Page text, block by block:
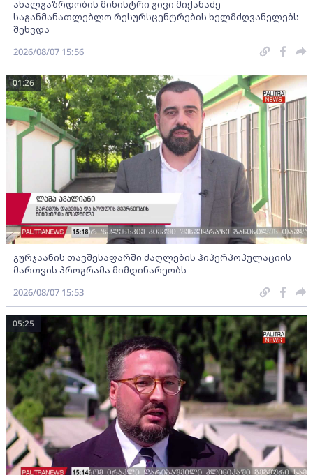
ახალგაზრდობის მინისტრი გივი მიქანაძე
საგანმანათლებლო რესურსცენტრების ხელმძღვანელებს
შეხვდა
2026/08/07 15:56
გურჯაანის თავშესაფარში ძაღლების ჰიპერპოპულაციის
მართვის პროგრამა მიმდინარეობს
01:26
2026/08/07 15:53
05:25